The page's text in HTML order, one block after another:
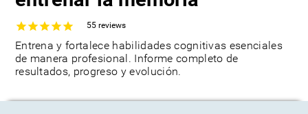
55reviews
Entrena y fortalece habilidades cognitivas esenciales
de manera profesional. Informe completo de
resultados, progreso y evolución.